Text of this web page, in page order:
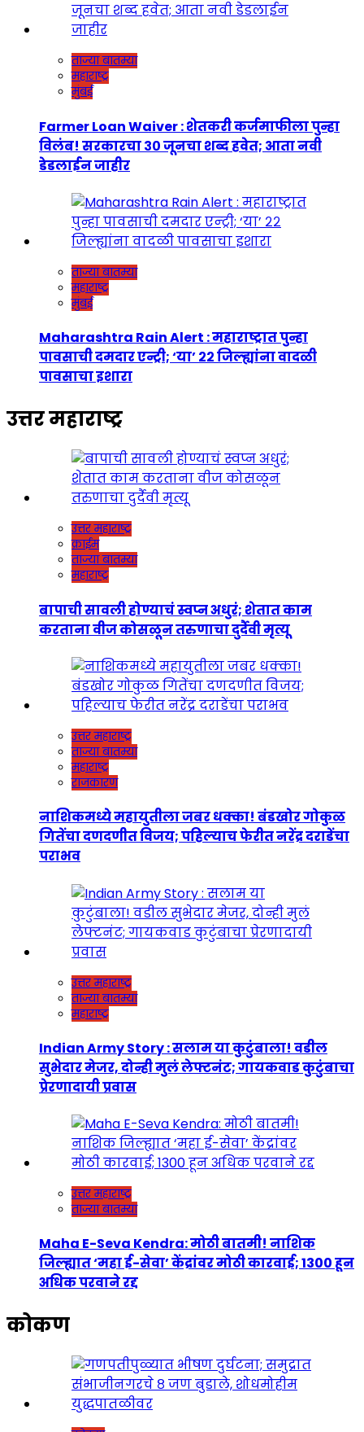
ताज्या बातम्या
महाराष्ट्र
मुंबई
Farmer Loan Waiver : शेतकरी कर्जमाफीला पुन्हा
विलंब! सरकारचा ३० जूनचा शब्द हवेत; आता नवी
डेडलाईन जाहीर
ताज्या बातम्या
महाराष्ट्र
मुंबई
Maharashtra Rain Alert : महाराष्ट्रात पुन्हा
पावसाची दमदार एन्ट्री; ‘या’ २२ जिल्ह्यांना वादळी
पावसाचा इशारा
उत्तर महाराष्ट्र
उत्तर महाराष्ट्र
क्राईम
ताज्या बातम्या
महाराष्ट्र
बापाची सावली होण्याचं स्वप्न अधुरं; शेतात काम
करताना वीज कोसळून तरुणाचा दुर्दैवी मृत्यू
उत्तर महाराष्ट्र
ताज्या बातम्या
महाराष्ट्र
राजकारण
नाशिकमध्ये महायुतीला जबर धक्का! बंडखोर गोकुळ
गितेंचा दणदणीत विजय; पहिल्याच फेरीत नरेंद्र दराडेंचा
पराभव
उत्तर महाराष्ट्र
ताज्या बातम्या
महाराष्ट्र
Indian Army Story : सलाम या कुटुंबाला! वडील
सुभेदार मेजर, दोन्ही मुलं लेफ्टनंट; गायकवाड कुटुंबाचा
प्रेरणादायी प्रवास
उत्तर महाराष्ट्र
ताज्या बातम्या
Maha E-Seva Kendra: मोठी बातमी! नाशिक
जिल्ह्यात ‘महा ई-सेवा’ केंद्रांवर मोठी कारवाई; 1300 हून
अधिक परवाने रद्द
कोकण